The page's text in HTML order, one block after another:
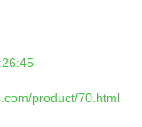
product/70.html